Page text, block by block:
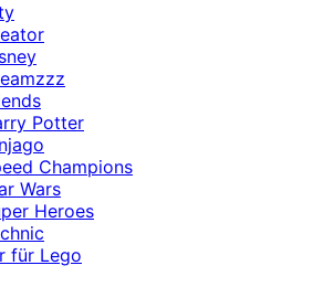
Potter
Champions
Wars
Heroes
für Lego